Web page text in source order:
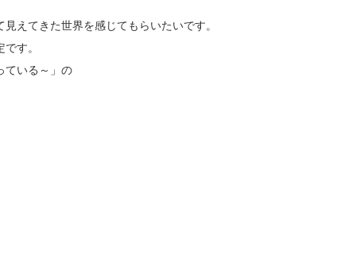
えてきた世界を感じてもらいたいです。
す。
ている～」の